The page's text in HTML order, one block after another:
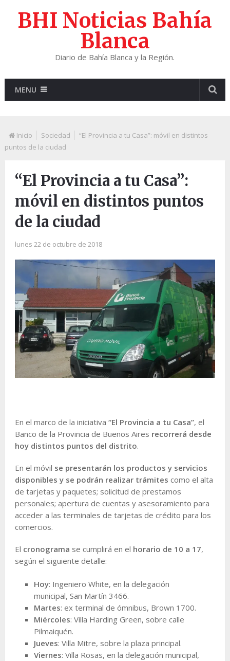
BHI Noticias Bahía
Blanca
Diario de Bahía Blanca y la Región.
MENU
Inicio Sociedad
“El Provincia a tu Casa”: móvil en distintos
puntos de la ciudad
“El Provincia a tu Casa”:
móvil en distintos puntos
de la ciudad
lunes 22 de octubre de 2018
En el marco de la iniciativa “El Provincia a tu Casa”, el
Banco de la Provincia de Buenos Aires recorrerá desde
hoy distintos puntos del distrito.
En el móvil se presentarán los productos y servicios
disponibles y se podrán realizar trámites como el alta
de tarjetas y paquetes; solicitud de prestamos
personales; apertura de cuentas y asesoramiento para
acceder a las terminales de tarjetas de crédito para los
comercios.
El cronograma se cumplirá en el horario de 10 a 17,
según el siguiente detalle:
Hoy: Ingeniero White, en la delegación
municipal, San Martín 3466.
Martes: ex terminal de ómnibus, Brown 1700.
Miércoles: Villa Harding Green, sobre calle
Pilmaiquén.
Jueves: Villa Mitre, sobre la plaza principal.
Viernes: Villa Rosas, en la delegación municipal,